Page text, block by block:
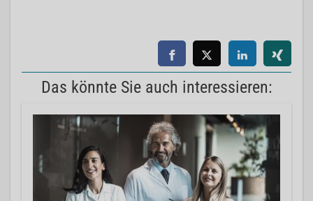
Das könnte Sie auch interessieren: